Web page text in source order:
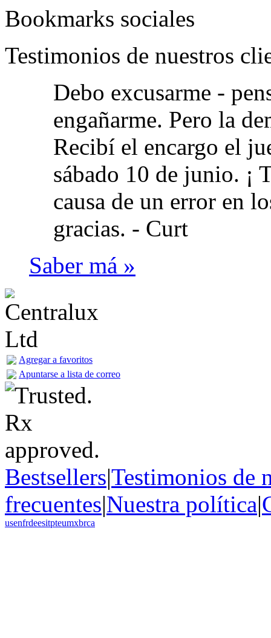
Bookmarks sociales
Testimonios de nuestros
Debo excusarme -
engañarme. Pero la
Recibí el encargo el
sábado 10 de junio. ¡
causa de un error en
gracias. - Curt
Saber má »
Agregar a favoritos
Apuntarse a lista de correo
Bestsellers|Testimonios de
frecuentes|Nuestra política|
usenfrdeesitpteumxbrca